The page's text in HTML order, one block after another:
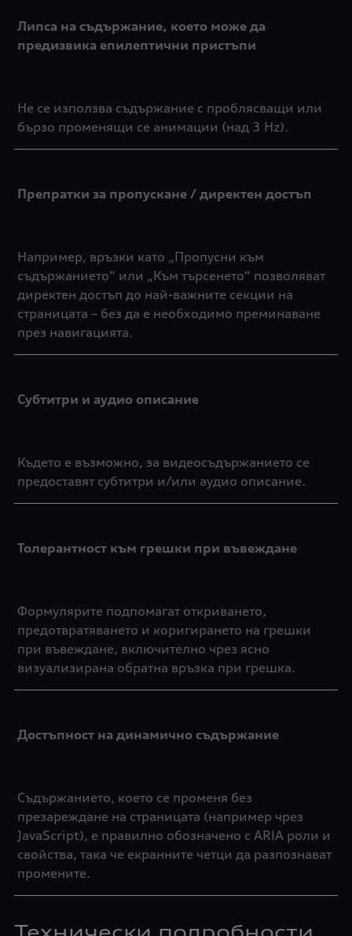
Липса на съдържание, което може да
предизвика епилептични пристъпи
Не се използва съдържание с проблясващи или
бързо променящи се анимации (над 3 Hz).
Препратки за пропускане / директен достъп
Например, връзки като „Пропусни към
съдържанието“ или „Към търсенето“ позволяват
директен достъп до най-важните секции на
страницата – без да е необходимо преминаване
през навигацията.
Субтитри и аудио описание
Където е възможно, за видеосъдържанието се
предоставят субтитри и/или аудио описание.
Толерантност към грешки при въвеждане
Формулярите подпомагат откриването,
предотвратяването и коригирането на грешки
при въвеждане, включително чрез ясно
визуализирана обратна връзка при грешка.
Достъпност на динамично съдържание
Съдържанието, което се променя без
презареждане на страницата (например чрез
JavaScript), е правилно обозначено с ARIA роли и
свойства, така че екранните четци да разпознават
промените.